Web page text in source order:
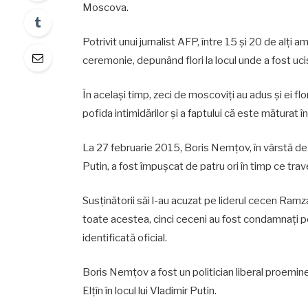
Moscova.
Potrivit unui jurnalist AFP, între 15 și 20 de alți
ceremonie, depunând flori la locul unde a fost
În același timp, zeci de moscoviți au adus și ei
pofida intimidărilor și a faptului că este măturat
La 27 februarie 2015, Boris Nemțov, în vârstă
Putin, a fost împușcat de patru ori în timp ce
Susținătorii săi l-au acuzat pe liderul cecen
toate acestea, cinci ceceni au fost condamnați
identificată oficial.
Boris Nemțov a fost un politician liberal
Elțîn în locul lui Vladimir Putin.